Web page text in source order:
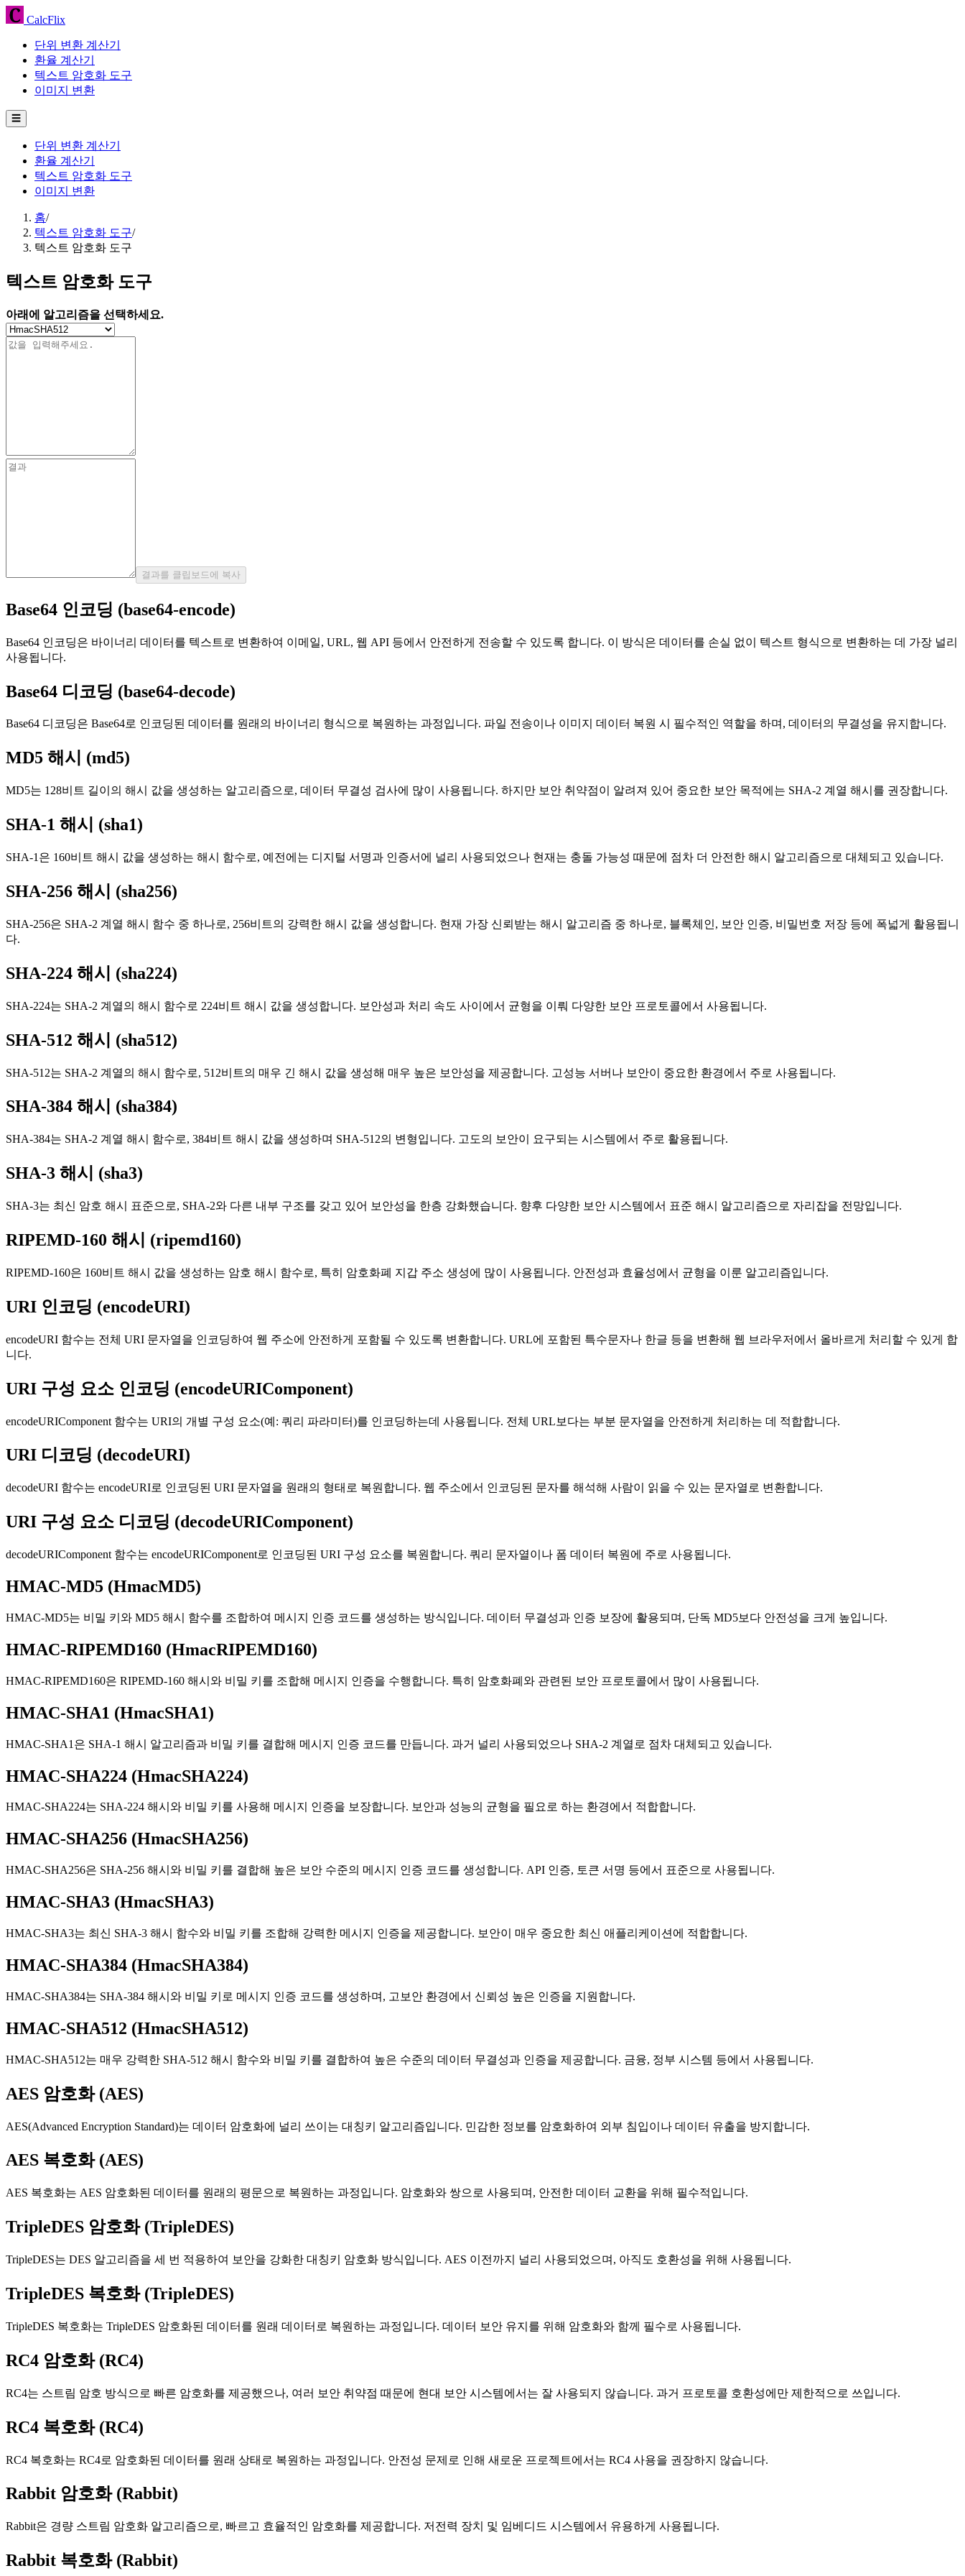
CalcFlix
단위 변환 계산기
환율 계산기
텍스트 암호화 도구
이미지 변환
☰
단위 변환 계산기
환율 계산기
텍스트 암호화 도구
이미지 변환
홈/
텍스트 암호화 도구/
텍스트 암호화 도구
텍스트 암호화 도구
아래에 알고리즘을 선택하세요.
결과를 클립보드에 복사
Base64 인코딩 (base64-encode)
Base64 인코딩은 바이너리 데이터를 텍스트로 변환하여 이메일, URL, 웹 API 등에서 안전하게 전송할 수 있도록 합니다. 이 방식은 데이터를 손실 없이 텍스트 형식으로 변환하는 데 가장 널리
사용됩니다.
Base64 디코딩 (base64-decode)
Base64 디코딩은 Base64로 인코딩된 데이터를 원래의 바이너리 형식으로 복원하는 과정입니다. 파일 전송이나 이미지 데이터 복원 시 필수적인 역할을 하며, 데이터의 무결성을 유지합니다.
MD5 해시 (md5)
MD5는 128비트 길이의 해시 값을 생성하는 알고리즘으로, 데이터 무결성 검사에 많이 사용됩니다. 하지만 보안 취약점이 알려져 있어 중요한 보안 목적에는 SHA-2 계열 해시를 권장합니다.
SHA-1 해시 (sha1)
SHA-1은 160비트 해시 값을 생성하는 해시 함수로, 예전에는 디지털 서명과 인증서에 널리 사용되었으나 현재는 충돌 가능성 때문에 점차 더 안전한 해시 알고리즘으로 대체되고 있습니다.
SHA-256 해시 (sha256)
SHA-256은 SHA-2 계열 해시 함수 중 하나로, 256비트의 강력한 해시 값을 생성합니다. 현재 가장 신뢰받는 해시 알고리즘 중 하나로, 블록체인, 보안 인증, 비밀번호 저장 등에 폭넓게 활용됩니
다.
SHA-224 해시 (sha224)
SHA-224는 SHA-2 계열의 해시 함수로 224비트 해시 값을 생성합니다. 보안성과 처리 속도 사이에서 균형을 이뤄 다양한 보안 프로토콜에서 사용됩니다.
SHA-512 해시 (sha512)
SHA-512는 SHA-2 계열의 해시 함수로, 512비트의 매우 긴 해시 값을 생성해 매우 높은 보안성을 제공합니다. 고성능 서버나 보안이 중요한 환경에서 주로 사용됩니다.
SHA-384 해시 (sha384)
SHA-384는 SHA-2 계열 해시 함수로, 384비트 해시 값을 생성하며 SHA-512의 변형입니다. 고도의 보안이 요구되는 시스템에서 주로 활용됩니다.
SHA-3 해시 (sha3)
SHA-3는 최신 암호 해시 표준으로, SHA-2와 다른 내부 구조를 갖고 있어 보안성을 한층 강화했습니다. 향후 다양한 보안 시스템에서 표준 해시 알고리즘으로 자리잡을 전망입니다.
RIPEMD-160 해시 (ripemd160)
RIPEMD-160은 160비트 해시 값을 생성하는 암호 해시 함수로, 특히 암호화폐 지갑 주소 생성에 많이 사용됩니다. 안전성과 효율성에서 균형을 이룬 알고리즘입니다.
URI 인코딩 (encodeURI)
encodeURI 함수는 전체 URI 문자열을 인코딩하여 웹 주소에 안전하게 포함될 수 있도록 변환합니다. URL에 포함된 특수문자나 한글 등을 변환해 웹 브라우저에서 올바르게 처리할 수 있게 합
니다.
URI 구성 요소 인코딩 (encodeURIComponent)
encodeURIComponent 함수는 URI의 개별 구성 요소(예: 쿼리 파라미터)를 인코딩하는데 사용됩니다. 전체 URL보다는 부분 문자열을 안전하게 처리하는 데 적합합니다.
URI 디코딩 (decodeURI)
decodeURI 함수는 encodeURI로 인코딩된 URI 문자열을 원래의 형태로 복원합니다. 웹 주소에서 인코딩된 문자를 해석해 사람이 읽을 수 있는 문자열로 변환합니다.
URI 구성 요소 디코딩 (decodeURIComponent)
decodeURIComponent 함수는 encodeURIComponent로 인코딩된 URI 구성 요소를 복원합니다. 쿼리 문자열이나 폼 데이터 복원에 주로 사용됩니다.
HMAC-MD5 (HmacMD5)
HMAC-MD5는 비밀 키와 MD5 해시 함수를 조합하여 메시지 인증 코드를 생성하는 방식입니다. 데이터 무결성과 인증 보장에 활용되며, 단독 MD5보다 안전성을 크게 높입니다.
HMAC-RIPEMD160 (HmacRIPEMD160)
HMAC-RIPEMD160은 RIPEMD-160 해시와 비밀 키를 조합해 메시지 인증을 수행합니다. 특히 암호화폐와 관련된 보안 프로토콜에서 많이 사용됩니다.
HMAC-SHA1 (HmacSHA1)
HMAC-SHA1은 SHA-1 해시 알고리즘과 비밀 키를 결합해 메시지 인증 코드를 만듭니다. 과거 널리 사용되었으나 SHA-2 계열로 점차 대체되고 있습니다.
HMAC-SHA224 (HmacSHA224)
HMAC-SHA224는 SHA-224 해시와 비밀 키를 사용해 메시지 인증을 보장합니다. 보안과 성능의 균형을 필요로 하는 환경에서 적합합니다.
HMAC-SHA256 (HmacSHA256)
HMAC-SHA256은 SHA-256 해시와 비밀 키를 결합해 높은 보안 수준의 메시지 인증 코드를 생성합니다. API 인증, 토큰 서명 등에서 표준으로 사용됩니다.
HMAC-SHA3 (HmacSHA3)
HMAC-SHA3는 최신 SHA-3 해시 함수와 비밀 키를 조합해 강력한 메시지 인증을 제공합니다. 보안이 매우 중요한 최신 애플리케이션에 적합합니다.
HMAC-SHA384 (HmacSHA384)
HMAC-SHA384는 SHA-384 해시와 비밀 키로 메시지 인증 코드를 생성하며, 고보안 환경에서 신뢰성 높은 인증을 지원합니다.
HMAC-SHA512 (HmacSHA512)
HMAC-SHA512는 매우 강력한 SHA-512 해시 함수와 비밀 키를 결합하여 높은 수준의 데이터 무결성과 인증을 제공합니다. 금융, 정부 시스템 등에서 사용됩니다.
AES 암호화 (AES)
AES(Advanced Encryption Standard)는 데이터 암호화에 널리 쓰이는 대칭키 알고리즘입니다. 민감한 정보를 암호화하여 외부 침입이나 데이터 유출을 방지합니다.
AES 복호화 (AES)
AES 복호화는 AES 암호화된 데이터를 원래의 평문으로 복원하는 과정입니다. 암호화와 쌍으로 사용되며, 안전한 데이터 교환을 위해 필수적입니다.
TripleDES 암호화 (TripleDES)
TripleDES는 DES 알고리즘을 세 번 적용하여 보안을 강화한 대칭키 암호화 방식입니다. AES 이전까지 널리 사용되었으며, 아직도 호환성을 위해 사용됩니다.
TripleDES 복호화 (TripleDES)
TripleDES 복호화는 TripleDES 암호화된 데이터를 원래 데이터로 복원하는 과정입니다. 데이터 보안 유지를 위해 암호화와 함께 필수로 사용됩니다.
RC4 암호화 (RC4)
RC4는 스트림 암호 방식으로 빠른 암호화를 제공했으나, 여러 보안 취약점 때문에 현대 보안 시스템에서는 잘 사용되지 않습니다. 과거 프로토콜 호환성에만 제한적으로 쓰입니다.
RC4 복호화 (RC4)
RC4 복호화는 RC4로 암호화된 데이터를 원래 상태로 복원하는 과정입니다. 안전성 문제로 인해 새로운 프로젝트에서는 RC4 사용을 권장하지 않습니다.
Rabbit 암호화 (Rabbit)
Rabbit은 경량 스트림 암호화 알고리즘으로, 빠르고 효율적인 암호화를 제공합니다. 저전력 장치 및 임베디드 시스템에서 유용하게 사용됩니다.
Rabbit 복호화 (Rabbit)